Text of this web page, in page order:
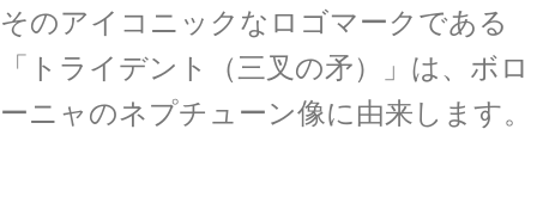
そのアイコニックなロゴマークである
「トライデント（三叉の矛）」は、ボロ
ーニャのネプチューン像に由来します。